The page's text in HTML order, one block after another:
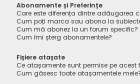
Abonamente și Preferințe
Care este diferența dintre adăugarea
Cum poți marca sau abona la
Cum mă abonez la un forum specific?
Cum îmi șterg abonamentele?
Fișiere atașate
Ce atașamente sunt permise pe acest
Cum găsesc toate atașamentele